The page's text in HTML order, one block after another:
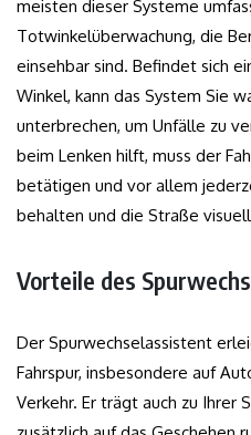
meisten dieser Systeme
Totwinkelüberwachung, die
einsehbar sind. Befindet sich
Winkel, kann das System Sie
unterbrechen, um Unfälle zu
beim Lenken hilft, muss der
betätigen und vor allem
behalten und die Straße
Vorteile des
Der Spurwechselassistent
Fahrspur, insbesondere auf
Verkehr. Er trägt auch zu Ihrer